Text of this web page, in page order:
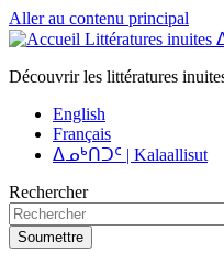
Aller au contenu principal
Littératures
Découvrir les littératures
English
Français
ᐃᓄᒃᑎᑐᑦ | Kalaallisut
Rechercher
Soumettre